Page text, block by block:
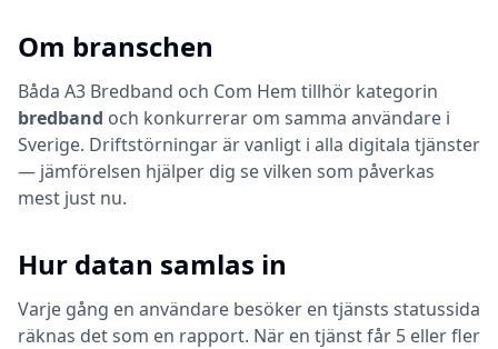
Om branschen
Båda A3 Bredband och Com Hem tillhör kategorin
bredband och konkurrerar om samma användare i
Sverige. Driftstörningar är vanligt i alla digitala tjänster
— jämförelsen hjälper dig se vilken som påverkas
mest just nu.
Hur datan samlas in
Varje gång en användare besöker en tjänsts statussida
räknas det som en rapport. När en tjänst får 5 eller fler